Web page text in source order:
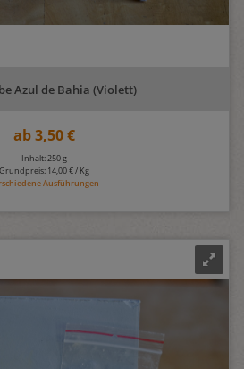
Azul de Bahia (Violett)
ab3,50 €
Inhalt: 250 g
Grundpreis: 14,00 € / Kg
Ausführungen